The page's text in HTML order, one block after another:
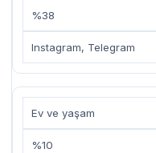
%38
Instagram, Telegram
Ev ve yaşam
%10